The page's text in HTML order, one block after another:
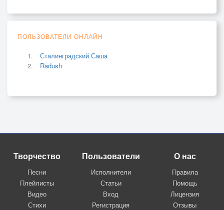
ПОЛЬЗОВАТЕЛИ ОНЛАЙН
Сталинградский Саша
Radush
Творчество
Песни
Плейлисты
Видео
Стихи
Пользователи
Исполнители
Статьи
Вход
Регистрация
О нас
Правила
Помощь
Лицензия
Отзывы